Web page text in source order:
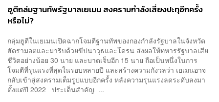
ฮูตีถล่มฐานทัพรัฐบาลเยเมน สงครามกำลังเสี่ยงปะทุอีกครั้ง
หรือไม่?
กลุ่มฮูตีในเยเมนเปิดฉากโจมตีฐานทัพของกองกำลังรัฐบาลในจังหวัด
ฮัดรามอตและมาริบด้วยขีปนาวุธและโดรน ส่งผลให้ทหารรัฐบาลเสีย
ชีวิตอย่างน้อย 30 นาย และบาดเจ็บอีก 15 นาย ถือเป็นหนึ่งในการ
โจมตีที่รุนแรงที่สุดในรอบหลายปี และสร้างความกังวลว่า เยเมนอาจ
กลับเข้าสู่สงครามเต็มรูปแบบอีกครั้ง หลังความรุนแรงลดระดับลงมา
ตั้งแต่ปี 2022 ประเด็นสำคัญ ...